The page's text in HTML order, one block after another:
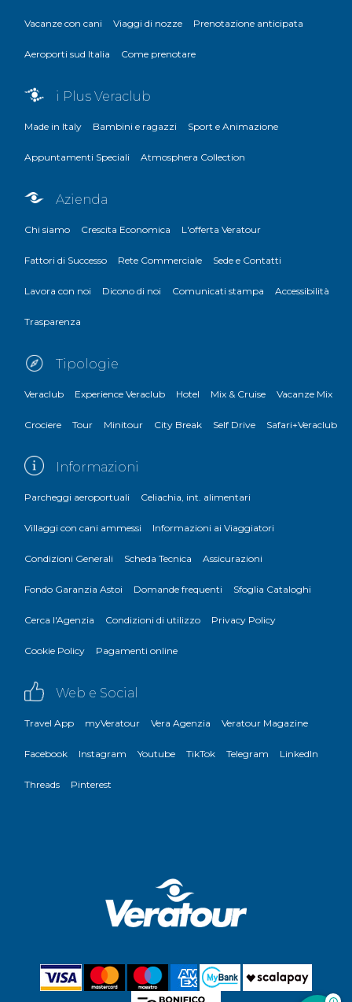
Vacanze con cani Viaggi di nozze Prenotazione anticipata
Aeroporti sud Italia Come prenotare
i Plus Veraclub
Made in Italy Bambini e ragazzi Sport e Animazione
Appuntamenti Speciali Atmosphera Collection
Azienda
Chi siamo Crescita Economica L'offerta Veratour
Fattori di Successo Rete Commerciale Sede e Contatti
Lavora con noi Dicono di noi Comunicati stampa Accessibilità
Trasparenza
Tipologie
Veraclub Experience Veraclub Hotel Mix & Cruise Vacanze Mix
Crociere Tour Minitour City Break Self Drive Safari+Veraclub
Informazioni
Parcheggi aeroportuali Celiachia, int. alimentari
Villaggi con cani ammessi Informazioni ai Viaggiatori
Condizioni Generali Scheda Tecnica Assicurazioni
Fondo Garanzia Astoi Domande frequenti Sfoglia Cataloghi
Cerca l'Agenzia Condizioni di utilizzo Privacy Policy
Cookie Policy Pagamenti online
Web e Social
Travel App myVeratour Vera Agenzia Veratour Magazine
Facebook Instagram Youtube TikTok Telegram LinkedIn
Threads Pinterest